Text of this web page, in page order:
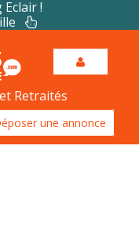
!
Retraités
une annonce